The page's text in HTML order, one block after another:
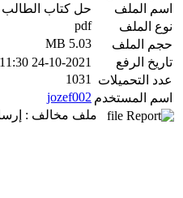
اسم الملف
حل كتاب الطالب
نوع الملف
pdf
حجم الملف
5.03 MB
تاريخ الرفع
24-10-2021 11:30 م
عدد التحميلات
1031
اسم المستخدم jozef002
ملف مخالف :